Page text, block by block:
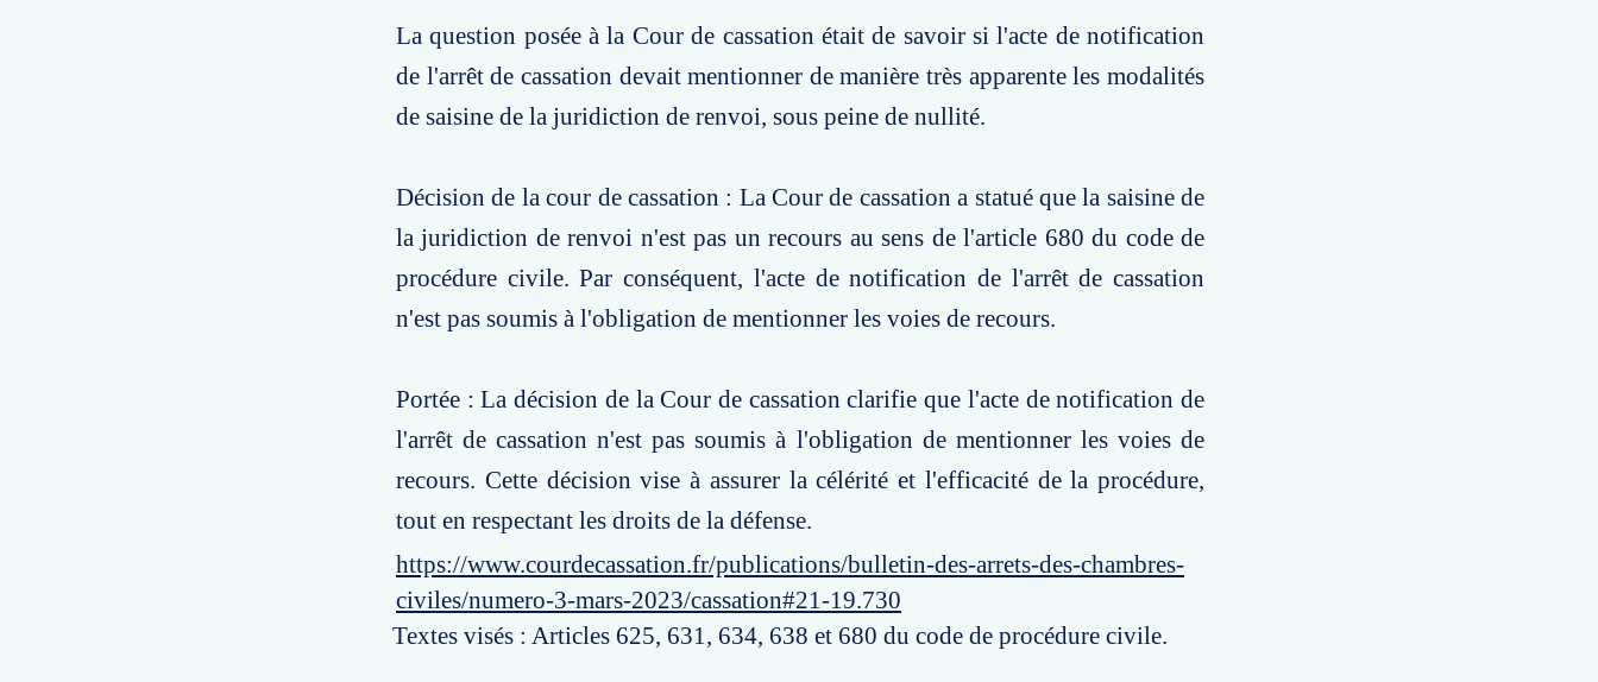
La question posée à la Cour de cassation était de savoir si l'acte de notification
de l'arrêt de cassation devait mentionner de manière très apparente les modalités
de saisine de la juridiction de renvoi, sous peine de nullité.
Décision de la cour de cassation : La Cour de cassation a statué que la saisine de
la juridiction de renvoi n'est pas un recours au sens de l'article 680 du code de
procédure civile. Par conséquent, l'acte de notification de l'arrêt de cassation
n'est pas soumis à l'obligation de mentionner les voies de recours.
Portée : La décision de la Cour de cassation clarifie que l'acte de notification de
l'arrêt de cassation n'est pas soumis à l'obligation de mentionner les voies de
recours. Cette décision vise à assurer la célérité et l'efficacité de la procédure,
tout en respectant les droits de la défense.
https://www.courdecassation.fr/publications/bulletin-des-arrets-des-chambres-
civiles/numero-3-mars-2023/cassation#21-19.730
Textes visés : Articles 625, 631, 634, 638 et 680 du code de procédure civile.